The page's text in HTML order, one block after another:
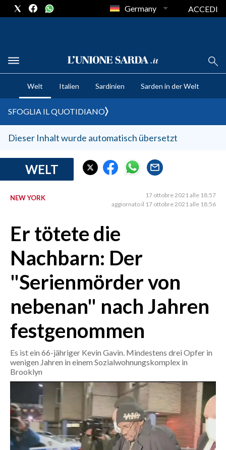
CRONACA SARDEGNA
CAGLIARI
SULCIS IGLESIENTE
MEDIO CAMPIDANO
SASSARI E PROVINCIA
GALLURA
NUORO E PROVINCIA
ITALIA
MONDO
POLITICA
ECONOMIA
SERVIZI ALLE IMPRESE
LAVORO
BANDI
SPORT IN SARDEGNA
SPORT
Germany ACCEDI
Welt Italien Sardinien Sarden in der Welt
SFOGLIA IL QUOTIDIANO
Dieser Inhalt wurde automatisch übersetzt
WELT
NEW YORK
17 ottobre 2021 alle 18:57
aggiornato il 17 ottobre 2021 alle 18:56
Er tötete die
Nachbarn: Der
"Serienmörder von
nebenan" nach Jahren
festgenommen
Es ist ein 66-jähriger Kevin Gavin. Mindestens drei Opfer in
wenigen Jahren in einem Sozialwohnungskomplex in
Brooklyn